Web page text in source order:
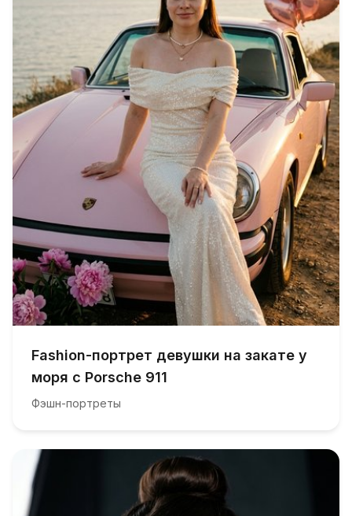
Fashion-портрет девушки на закате у
моря с Porsche 911
Фэшн-портреты